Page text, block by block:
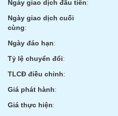
Ngày giao dịch đầu tiên:
Ngày giao dịch cuối
cùng:
Ngày đáo hạn:
Tỷ lệ chuyển đổi:
TLCĐ điều chỉnh:
Giá phát hành:
Giá thực hiện:
SÓC
KHỎE
TÀI